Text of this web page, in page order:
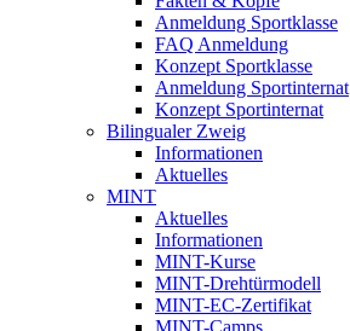
Anmeldung Sportklasse
FAQ Anmeldung
Konzept Sportklasse
Anmeldung Sportinternat
Konzept Sportinternat
Bilingualer Zweig
Informationen
Aktuelles
MINT
Aktuelles
Informationen
MINT-Kurse
MINT-Drehtürmodell
MINT-EC-Zertifikat
MINT-Camps